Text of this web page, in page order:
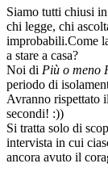
Siamo tutti chiusi
chi legge, chi
improbabili.Come
a stare a casa?
Noi di Più o meno
periodo di
Avranno rispettato
secondi! :))
Si tratta solo di
intervista in cui
ancora avuto il